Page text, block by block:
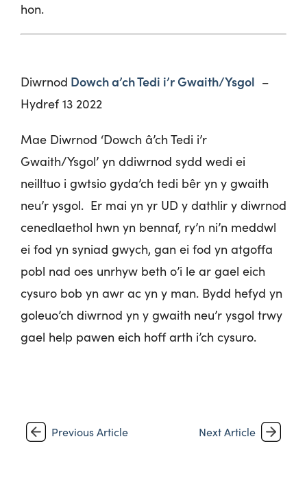
hon.
Diwrnod Dowch a’ch Tedi i’r Gwaith/Ysgol –
Hydref 13 2022
Mae Diwrnod ‘Dowch â’ch Tedi i’r
Gwaith/Ysgol’ yn ddiwrnod sydd wedi ei
neilltuo i gwtsio gyda’ch tedi bêr yn y gwaith
neu’r ysgol. Er mai yn yr UD y dathlir y diwrnod
cenedlaethol hwn yn bennaf, ry’n ni’n meddwl
ei fod yn syniad gwych, gan ei fod yn atgoffa
pobl nad oes unrhyw beth o’i le ar gael eich
cysuro bob yn awr ac yn y man. Bydd hefyd yn
goleuo’ch diwrnod yn y gwaith neu’r ysgol trwy
gael help pawen eich hoff arth i’ch cysuro.
Previous Article Next Article